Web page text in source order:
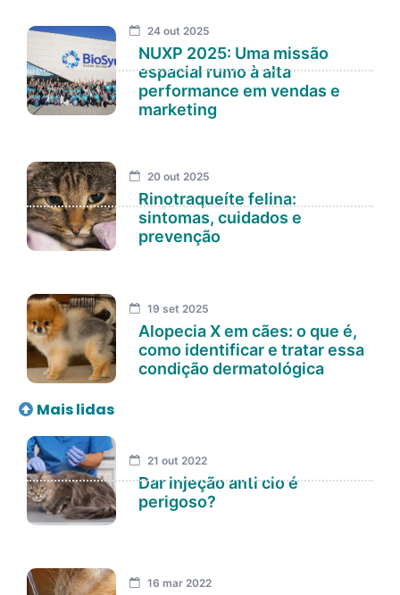
24 out 2025
NUXP 2025: Uma missão
espacial rumo à alta
performance em vendas e
marketing
20 out 2025
Rinotraqueíte felina:
sintomas, cuidados e
prevenção
19 set 2025
Alopecia X em cães: o que é,
como identificar e tratar essa
condição dermatológica
Mais lidas
21 out 2022
Dar injeção anti cio é
perigoso?
16 mar 2022